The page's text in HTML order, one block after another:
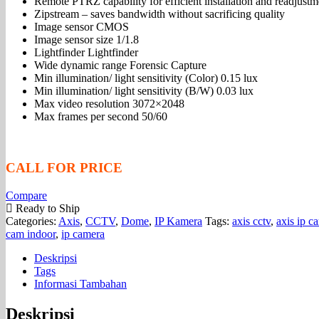
Zipstream – saves bandwidth without sacrificing quality
Image sensor CMOS
Image sensor size 1/1.8
Lightfinder Lightfinder
Wide dynamic range Forensic Capture
Min illumination/ light sensitivity (Color) 0.15 lux
Min illumination/ light sensitivity (B/W) 0.03 lux
Max video resolution 3072×2048
Max frames per second 50/60
CALL FOR PRICE
Compare
Ready to Ship
Categories: Axis, CCTV, Dome, IP Kamera Tags: axis cctv, axis ip
cam indoor, ip camera
Deskripsi
Tags
Informasi Tambahan
Deskripsi